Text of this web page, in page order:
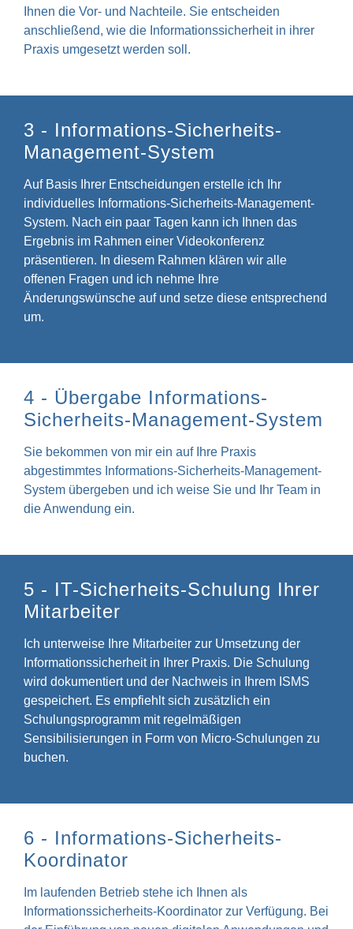
Ihnen die Vor- und Nachteile. Sie entscheiden
anschließend, wie die Informationssicherheit in ihrer
Praxis umgesetzt werden soll.
3 - Informations-Sicherheits-
Management-System
Auf Basis Ihrer Entscheidungen erstelle ich Ihr
individuelles Informations-Sicherheits-Management-
System. Nach ein paar Tagen kann ich Ihnen das
Ergebnis im Rahmen einer Videokonferenz
präsentieren. In diesem Rahmen klären wir alle
offenen Fragen und ich nehme Ihre
Änderungswünsche auf und setze diese entsprechend
um.
4 - Übergabe Informations-
Sicherheits-Management-System
Sie bekommen von mir ein auf Ihre Praxis
abgestimmtes Informations-Sicherheits-Management-
System übergeben und ich weise Sie und Ihr Team in
die Anwendung ein.
5 - IT-Sicherheits-Schulung Ihrer
Mitarbeiter
Ich unterweise Ihre Mitarbeiter zur Umsetzung der
Informationssicherheit in Ihrer Praxis. Die Schulung
wird dokumentiert und der Nachweis in Ihrem ISMS
gespeichert. Es empfiehlt sich zusätzlich ein
Schulungsprogramm mit regelmäßigen
Sensibilisierungen in Form von Micro-Schulungen zu
buchen.
6 - Informations-Sicherheits-
Koordinator
Im laufenden Betrieb stehe ich Ihnen als
Informationssicherheits-Koordinator zur Verfügung. Bei